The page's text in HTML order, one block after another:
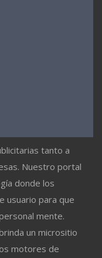
tanto a
Nuestro portal
donde los
usuario para que
mente.
un micrositio
motores de